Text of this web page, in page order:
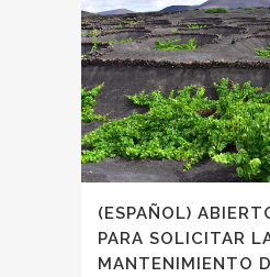
(ESPAÑOL)
PARA SOLICITAR
MANTENIMIENTO